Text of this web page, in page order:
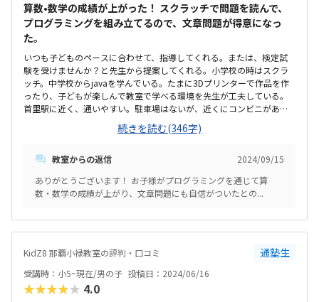
算数•数学の成績が上がった！ スクラッチで問題を読んで、
プログラミングを組み立てるので、文章問題が得意になっ
た。
いつも子どものペースに合わせて、指導してくれる。または、検定試
験を受けませんか？と先生から提案してくれる。小学校の時はスクラ
ッチ。中学校からjavaを学んでいる。たまに3Dプリンターで作品を作
ったり、子どもが楽しんで教室で学べる環境を先生が工夫している。
首里駅に近く、通いやすい。駐車場はないが、近くにコンビニがある
ので、帰りに待ち合わせしやすい。1人に1台PCが使えるので、じっく
りプログラミングが学べる。教室内も静かで清潔。適切な授業料だと
授業日時を変更してくれる。振替もできる。検定試験に挑戦させてく
たのか、学校の勉強やスポーツ等、色んな事に頑張るようになった。
続きを読む(346字)
教室からの返信
2024/09/15
ありがとうございます！ お子様がプログラミングを通じて算
数・数学の成績が上がり、文章問題にも自信がついたとの...
KidZ8 那覇小禄教室の評判・口コミ 通塾生
受講時：小5~現在/男の子 投稿日：2024/06/16
★★★★★ 4.0